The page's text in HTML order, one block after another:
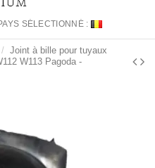
SÉLECTIONNÉ :
Joint à bille pour tuyaux
W113 Pagoda -